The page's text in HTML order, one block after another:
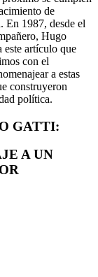
de
En 1987, desde el
Hugo
este artículo que
con el
a estas
construyeron
política.
GATTI:
A UN